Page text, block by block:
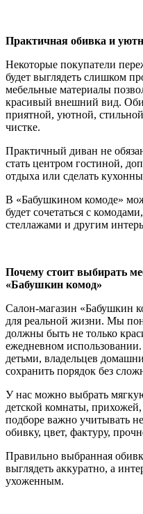
Практичная обивка и
Некоторые покупатели
будет выглядеть слишком
мебельные материалы
красивый внешний вид.
приятной, уютной,
чистке.
Практичный диван не
стать центром гостиной,
отдыха или сделать
В «Бабушкином комоде»
будет сочетаться с
стеллажами и другим
Почему стоит выбирать
«Бабушкин комод»
Салон-магазин «Бабушкин
для реальной жизни. Мы
должны быть не только
ежедневном
детьми, владельцев
сохранить порядок без
У нас можно выбрать
детской комнаты,
подборе важно учитывать
обивку, цвет, фактуру,
Правильно выбранная
выглядеть аккуратно, а
ухоженным.